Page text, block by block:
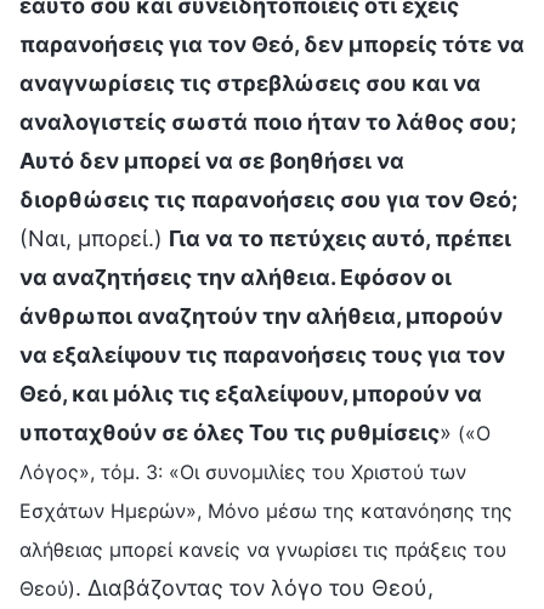
παρανοήσεις για τον Θεό, δεν μπορείς τότε να
αναγνωρίσεις τις στρεβλώσεις σου και να
αναλογιστείς σωστά ποιο ήταν το λάθος σου;
Αυτό δεν μπορεί να σε βοηθήσει να
διορθώσεις τις παρανοήσεις σου για τον Θεό;
(Ναι, μπορεί.) Για να το πετύχεις αυτό, πρέπει
να αναζητήσεις την αλήθεια. Εφόσον οι
άνθρωποι αναζητούν την αλήθεια, μπορούν
να εξαλείψουν τις παρανοήσεις τους για τον
Θεό, και μόλις τις εξαλείψουν, μπορούν να
υποταχθούν σε όλες Του τις ρυθμίσεις» («Ο
Λόγος», τόμ. 3: «Οι συνομιλίες του Χριστού των
Εσχάτων Ημερών», Μόνο μέσω της κατανόησης της
αλήθειας μπορεί κανείς να γνωρίσει τις πράξεις του
Θεού). Διαβάζοντας τον λόγο του Θεού,